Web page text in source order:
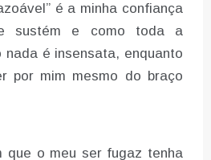
é a minha confiança
sustém e como toda a
nada é insensata, enquanto
por mim mesmo do braço
que o meu ser fugaz tenha